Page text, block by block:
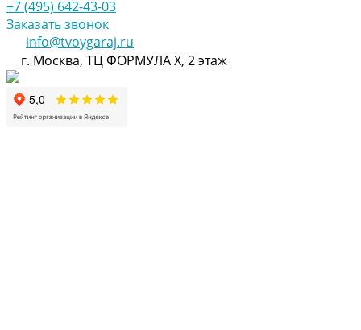
+7 (495) 642-43-03
Заказать звонок
info@tvoygaraj.ru
г. Москва, ТЦ ФОРМУЛА Х, 2 этаж